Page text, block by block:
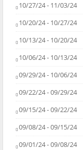
10/27/24 - 11/03/24
10/20/24 - 10/27/24
10/13/24 - 10/20/24
10/06/24 - 10/13/24
09/29/24 - 10/06/24
09/22/24 - 09/29/24
09/15/24 - 09/22/24
09/08/24 - 09/15/24
09/01/24 - 09/08/24